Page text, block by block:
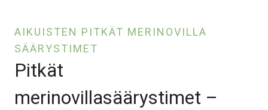
AIKUISTEN PITKÄT MERINOVILLA
SÄÄRYSTIMET
Pitkät
merinovillasäärystimet –